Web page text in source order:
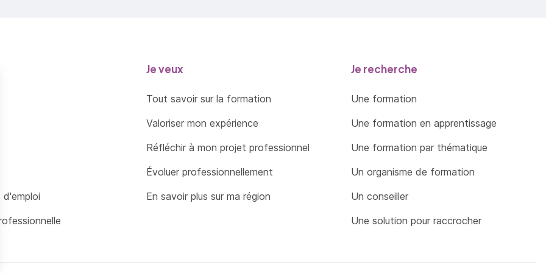
d'emploi
Je veux
Tout savoir sur la formation
Valoriser mon expérience
Réfléchir à mon projet professionnel
Évoluer professionnellement
En savoir plus sur ma région
Je recherche
Une formation
Une formation en apprentissage
Une formation par thématique
Un organisme de formation
Un conseiller
Une solution pour raccrocher